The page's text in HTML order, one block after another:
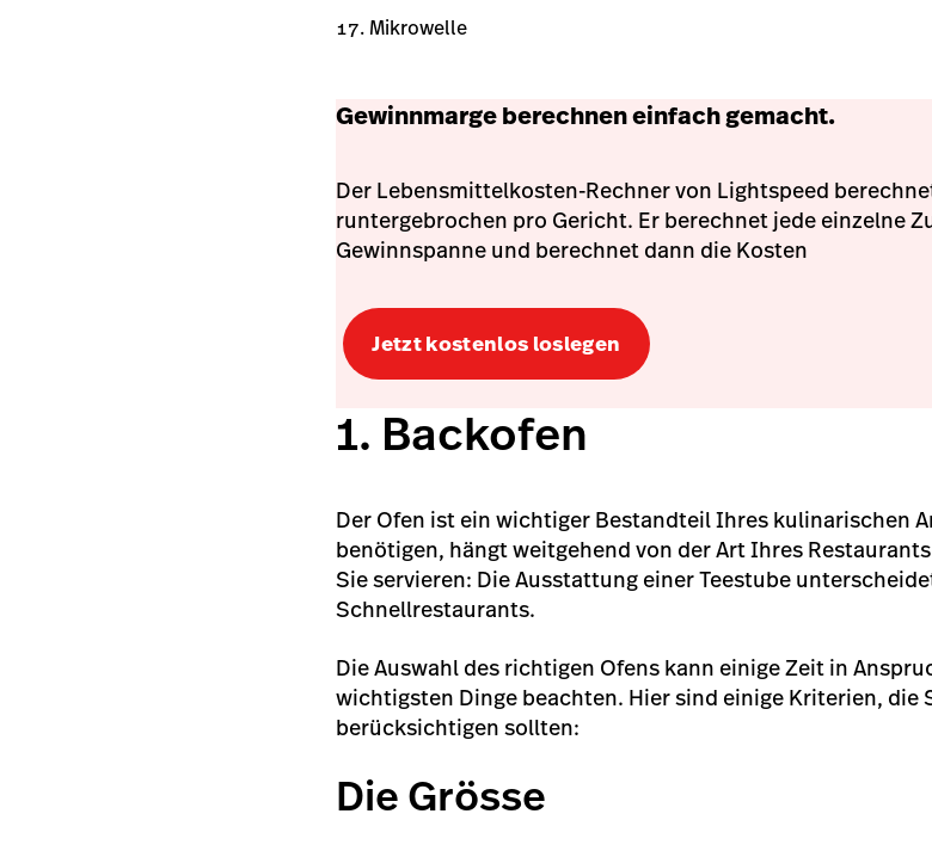
Mikrowelle
Gewinnmarge berechnen einfach gemacht.
Der Lebensmittelkosten-Rechner von Lightspeed
runtergebrochen pro Gericht. Er berechnet jede einzelne
Gewinnspanne und berechnet dann die Kosten
Jetzt kostenlos loslegen
1. Backofen
Der Ofen ist ein wichtiger Bestandteil Ihres kulinarischen
benötigen, hängt weitgehend von der Art Ihres
Sie servieren: Die Ausstattung einer Teestube
Schnellrestaurants.
Die Auswahl des richtigen Ofens kann einige Zeit in
wichtigsten Dinge beachten. Hier sind einige Kriterien, die
berücksichtigen sollten:
Die Grösse